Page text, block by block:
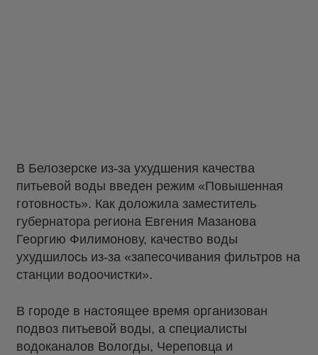
В Белозерске из-за ухудшения качества
питьевой воды введен режим «Повышенная
готовность». Как доложила заместитель
губернатора региона Евгения Мазанова
Георгию Филимонову, качество воды
ухудшилось из-за «запесочивания фильтров на
станции водоочистки».
В городе в настоящее время организован
подвоз питьевой воды, а специалисты
водоканалов Вологды, Череповца и